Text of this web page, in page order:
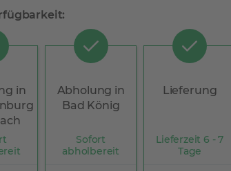
in
Abholung in
Bad König
Sofort
abholbereit
Lieferung
Lieferzeit 6 - 7
Tage